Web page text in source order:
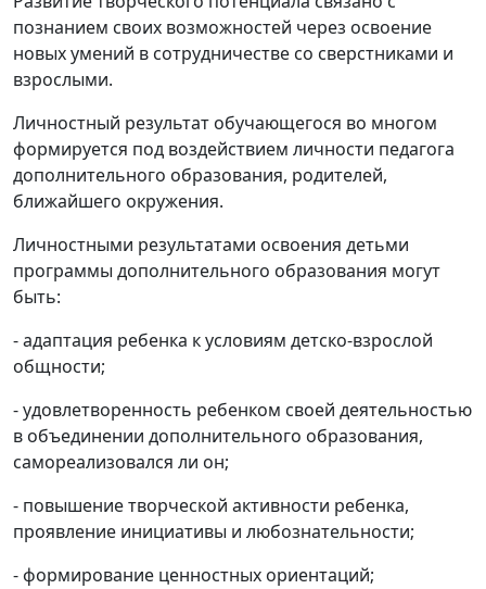
познанием своих возможностей через освоение
новых умений в сотрудничестве со сверстниками и
взрослыми.
Личностный результат обучающегося во многом
формируется под воздействием личности педагога
дополнительного образования, родителей,
ближайшего окружения.
Личностными результатами освоения детьми
программы дополнительного образования могут
быть:
- адаптация ребенка к условиям детско-взрослой
общности;
- удовлетворенность ребенком своей деятельностью
в объединении дополнительного образования,
самореализовался ли он;
- повышение творческой активности ребенка,
проявление инициативы и любознательности;
- формирование ценностных ориентаций;